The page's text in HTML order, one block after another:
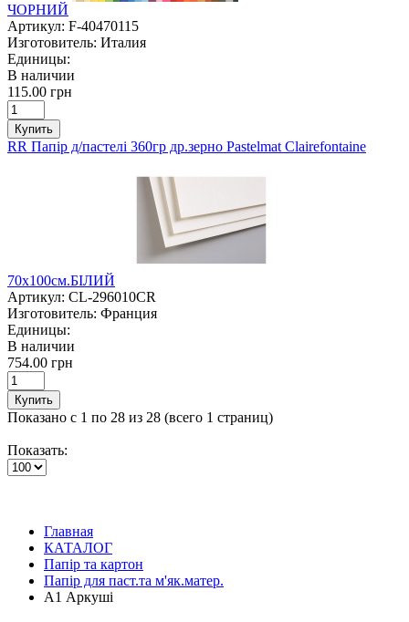
ЧОРНИЙ
Артикул: F-40470115
Изготовитель: Италия
Единицы:
В наличии
115.00 грн
Купить
RR Папір д/пастелі 360гр др.зерно Pastelmat Clairefontaine
70х100см.БІЛИЙ
Артикул: CL-296010CR
Изготовитель: Франция
Единицы:
В наличии
754.00 грн
Купить
Показано с 1 по 28 из 28 (всего 1 страниц)
Показать:
Главная
КАТАЛОГ
Папір та картон
Папір для паст.та м'як.матер.
А1 Аркуші